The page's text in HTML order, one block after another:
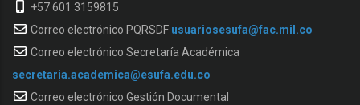
+57 601 3159815
Correo electrónico PQRSDF usuariosesufa@fac.mil.co
Correo electrónico Secretaría Académica
secretaria.academica@esufa.edu.co
Correo electrónico Gestión Documental